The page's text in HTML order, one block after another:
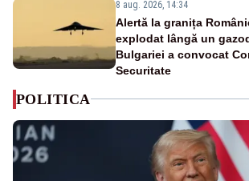
8 aug. 2026, 14:34
Alertă la granița
explodat lângă un
Bulgariei a convocat
Securitate
POLITICA